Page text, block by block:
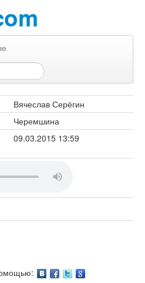
Вячеслав Серёгин
Черемшина
09.03.2015 13:59